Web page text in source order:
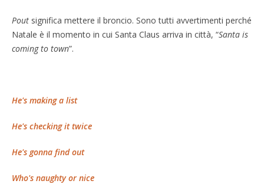
Pout significa mettere il broncio. Sono tutti avvertimenti perché
Natale è il momento in cui Santa Claus arriva in città, “Santa is
coming to town”.
He's making a list
He's checking it twice
He's gonna find out
Who's naughty or nice